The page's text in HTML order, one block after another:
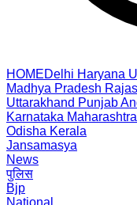
HOMEDelhi Haryana
Madhya Pradesh
Uttarakhand Punjab
Karnataka Maharashtra
Odisha Kerala
Jansamasya
News
पुलिस
Bjp
National